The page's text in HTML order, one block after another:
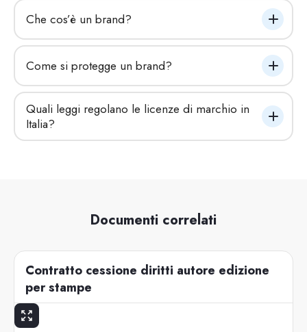
Che cos’è un brand?
Come si protegge un brand?
Quali leggi regolano le licenze di marchio in
Italia?
Documenti correlati
Contratto cessione diritti autore edizione
per stampe